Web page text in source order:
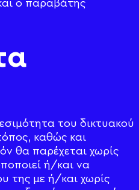
ο παραβάτης
του δικτυακού
καθώς και
θα παρέχεται χωρίς
ή/και να
της με ή/και χωρίς